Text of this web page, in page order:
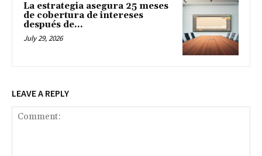
La estrategia asegura 25 meses
de cobertura de intereses
después de...
July 29, 2026
LEAVE A REPLY